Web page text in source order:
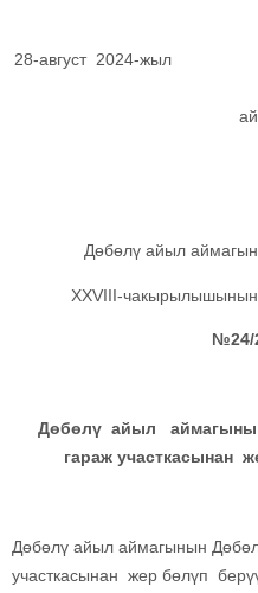
28-
Дөбөлү айыл
ХХVIII-чакырылышынын
№24/2
Дөбөлү айыл
гараж участкасынан
Дөбөлү айыл аймагынын
участкасынан жер бөлүп